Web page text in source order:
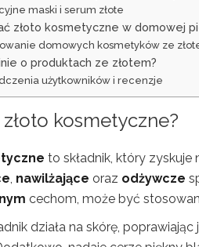
maski i serum złote
złoto kosmetyczne w domowej
domowych kosmetyków ze
o produktach ze złotem?
użytkowników i recenzje
kosmetyczne?
to składnik, który zyskuje
, nawilżające oraz odżywcze
cechom, może być
działa na skórę, poprawiając